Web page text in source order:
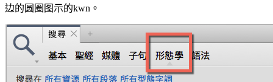
边的圆圈图示的kwn。